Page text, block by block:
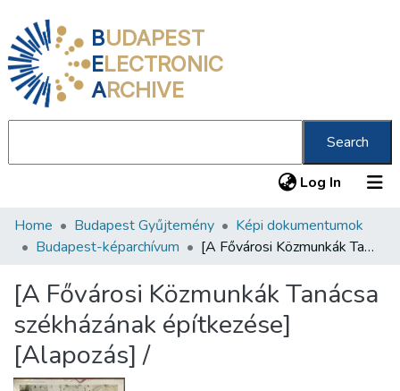
BUDAPEST
ELECTRONIC
ARCHIVE
Search
Log In (current)
Communities & Collections
Statistics
About us
Home Budapest Gyűjtemény
Képi dokumentumok
Budapest-képarchívum
[A Fővárosi Közmunkák Tanácsa székházának építkezése] [Alapozás] /
[A Fővárosi Közmunkák Tanácsa
székházának építkezése]
[Alapozás] /